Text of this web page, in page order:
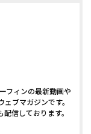
フィンの最新動画や
ブマガジンです。
信しております。